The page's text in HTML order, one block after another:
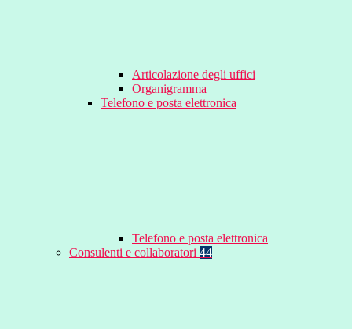
Articolazione degli uffici
Organigramma
Telefono e posta elettronica
Telefono e posta elettronica
Consulenti e collaboratori 44